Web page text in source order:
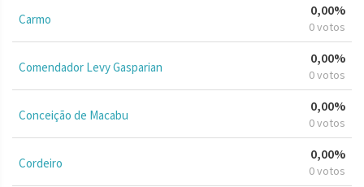
Carmo
0,00%
0 votos
Comendador Levy Gasparian
0,00%
0 votos
Conceição de Macabu
0,00%
0 votos
Cordeiro
0,00%
0 votos